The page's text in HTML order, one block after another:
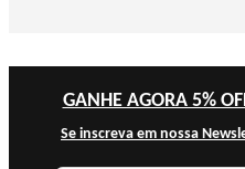
GANHE AGORA 5%
Se inscreva em nossa